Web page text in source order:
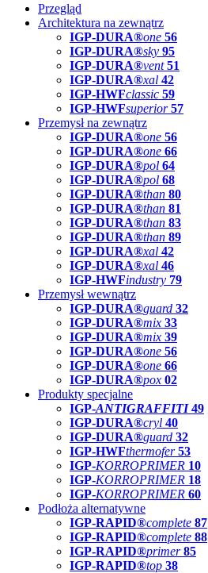
Przegląd
Architektura na zewnątrz
IGP-DURA®one 56
IGP-DURA®sky 95
IGP-DURA®vent 51
IGP-DURA®xal 42
IGP-HWFclassic 59
IGP-HWFsuperior 57
Przemysł na zewnątrz
IGP-DURA®one 56
IGP-DURA®one 66
IGP-DURA®pol 64
IGP-DURA®pol 68
IGP-DURA®than 80
IGP-DURA®than 81
IGP-DURA®than 83
IGP-DURA®than 89
IGP-DURA®xal 42
IGP-DURA®xal 46
IGP-HWFindustry 79
Przemysł wewnątrz
IGP-DURA®guard 32
IGP-DURA®mix 33
IGP-DURA®mix 39
IGP-DURA®one 56
IGP-DURA®one 66
IGP-DURA®pox 02
Produkty specjalne
IGP-ANTIGRAFFITI49
IGP-DURA®cryl 40
IGP-DURA®guard 32
IGP-HWFthermofer 53
IGP-KORROPRIMER 10
IGP-KORROPRIMER 18
IGP-KORROPRIMER 60
Podłoża alternatywne
IGP-RAPID®complete 87
IGP-RAPID®complete 88
IGP-RAPID®primer 85
IGP-RAPID®top 38